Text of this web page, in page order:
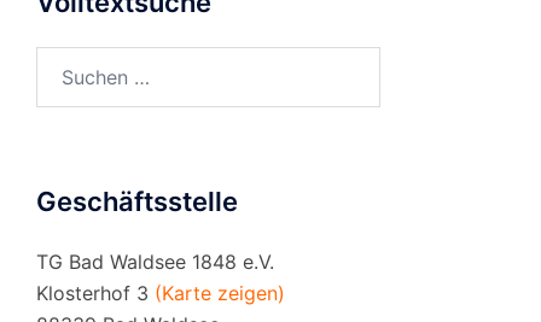
Geschäftsstelle
TG Bad Waldsee 1848 e.V.
Klosterhof 3 (Karte zeigen)